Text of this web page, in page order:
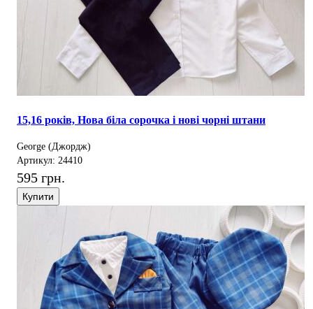
15,16 років, Нова біла сорочка і нові чорні штани
George (Джордж)
Артикул: 24410
595 грн.
Купити